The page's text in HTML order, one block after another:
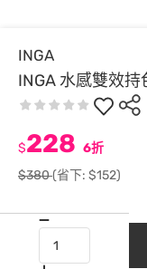
INGA
INGA 水感雙效
$228 6折
$380(省下: $152)